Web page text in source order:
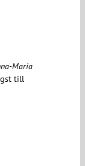
Maria
till